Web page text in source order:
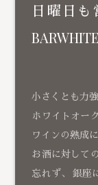
日曜日も
小さくとも力
ホワイトオー
ワインの熟成
お酒に対して
忘れず、 銀座